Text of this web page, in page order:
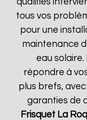
tous vos
pour une
maintenance
eau
répondre à
plus brefs,
garanties de
Frisquet La